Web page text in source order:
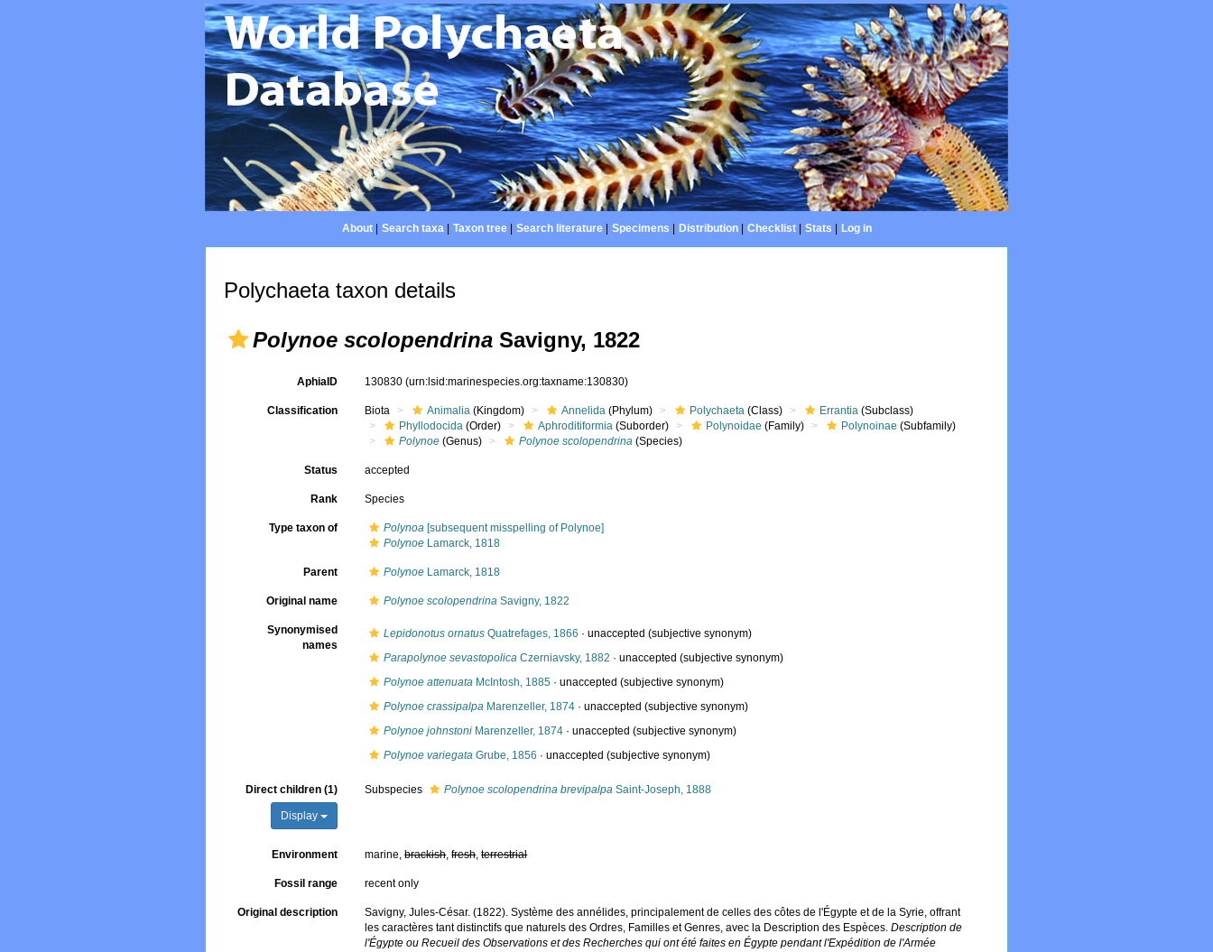
About| Search taxa| Taxon tree| Search literature| Specimens Distribution| Checklist| Stats Log in
Polychaeta taxon details
Polynoe scolopendrina Savigny, 1822
AphiaID 130830(urn:lsid:marinespecies.org:taxname:130830)
Classification Biota Animalia (Kingdom) Annelida (Phylum) Polychaeta (Class) Errantia (Subclass)
Phyllodocida (Order) Aphroditiformia (Suborder) Polynoidae (Family) Polynoinae (Subfamily)
Polynoe (Genus) Polynoe scolopendrina (Species)
Status accepted
Rank Species
Type taxon of Polynoa [subsequent misspelling of Polynoe]
Polynoe Lamarck, 1818
Parent Polynoe Lamarck, 1818
Original name Polynoe scolopendrina Savigny, 1822
Synonymised
names
Lepidonotus ornatus Quatrefages, 1866 ·unaccepted (subjective synonym)
Parapolynoe sevastopolica Czerniavsky, 1882 ·unaccepted (subjective synonym)
Polynoe attenuata McIntosh, 1885 ·unaccepted (subjective synonym)
Polynoe crassipalpa Marenzeller, 1874 ·unaccepted (subjective synonym)
Polynoe johnstoni Marenzeller, 1874 ·unaccepted (subjective synonym)
Polynoe variegata Grube, 1856 ·unaccepted (subjective synonym)
Direct children (1)
Display
Subspecies Polynoe scolopendrina brevipalpa Saint-Joseph, 1888
Environment marine,brackish,fresh,terrestrial
Fossil range recent only
Original description
Savigny, Jules-César. (1822). Système des annélides, principalement de celles des côtes de l'Égypte et de la Syrie, offrant
les caractères tant distinctifs que naturels des Ordres, Familles et Genres, avec la Description des Espèces.Description de
l'Égypte ou Recueil des Observations et des Recherches qui ont été faites en Égypte pendant l'Expédition de l'Armée